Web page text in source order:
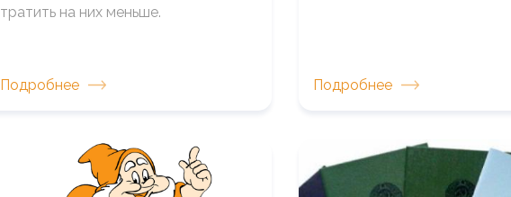
тратить на них меньше.
Подробнее Подробнее